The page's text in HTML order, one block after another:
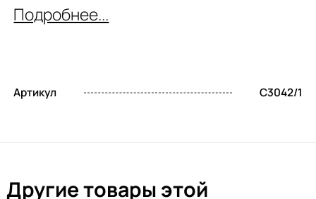
Подробнее...
Артикул C3042/1
Другие товары этой